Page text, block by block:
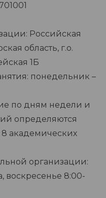
Российская
область, г.о.
1Б
понедельник –
по дням недели и
определяются
академических
организации:
воскресенье 8:00-